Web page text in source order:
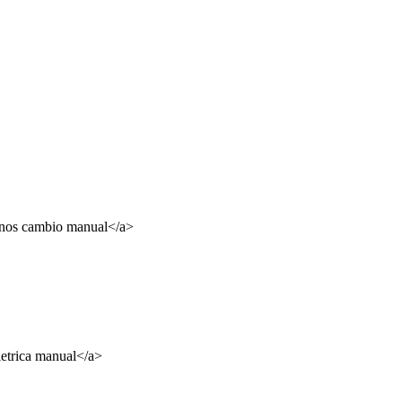
cambio manual</a>
manual</a>